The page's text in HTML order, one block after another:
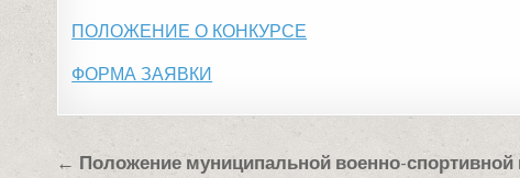
ПОЛОЖЕНИЕ О КОНКУРСЕ
ФОРМА ЗАЯВКИ
Навигация
← Положение муниципальной военно-спортивной